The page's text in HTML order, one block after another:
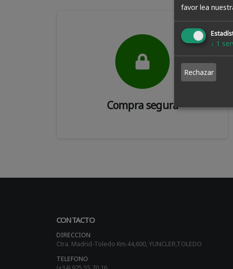
Compra segura
CONTACTO
DIRECCION
Ctra. Madrid-Toledo Km.44,600, YUNCLER,TOLEDO
TELEFONO
favor lea
↓ 1
Rechazar